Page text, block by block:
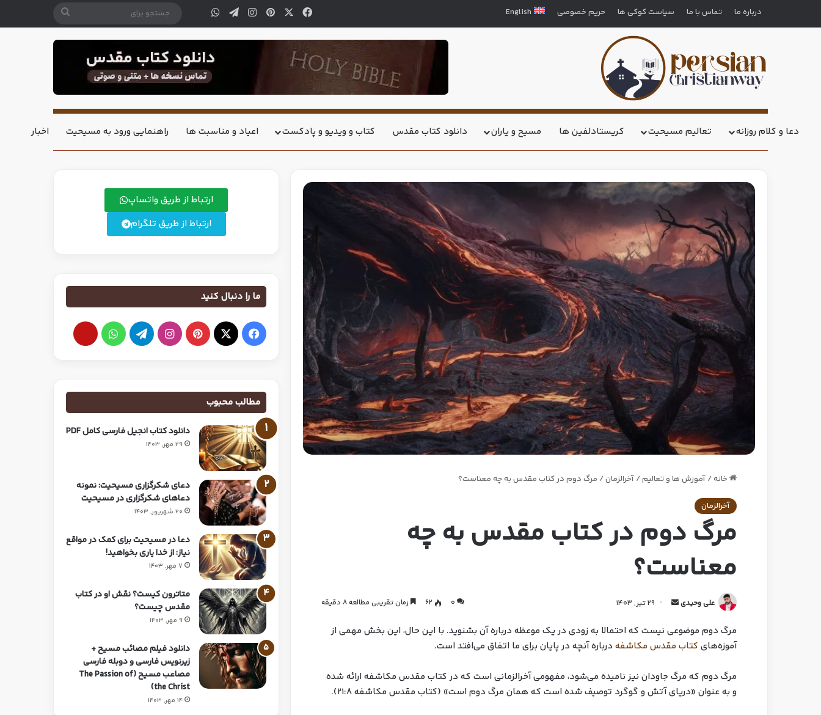
درباره ما تماس با ما سیاست کوکی ها حریم خصوصی English
دعا و کلام روزانه تعالیم مسیحیت کریستادلفین ها مسیح و یاران دانلود کتاب مقدس کتاب و ویدیو و پادکست اعیاد و مناسبت ها راهنمایی ورود به مسیحیت اخبار
خانه/ آموزش ها و تعالیم/ آخرالزمان/ مرگ دوم در کتاب مقدس به چه معناست؟
آخرالزمان
مرگ دوم در کتاب مقدس به چه
معناست؟
علی وحیدی 29 تیر, 1403 0
62 زمان تقریبی مطالعه 8 دقیقه
مرگ دوم موضوعی نیست که احتمالا به زودی در یک موعظه درباره آن بشنوید. با این حال، این بخش مهمی از
آموزه‌های کتاب مقدس مکاشفه درباره آنچه در پایان برای ما اتفاق می‌افتد است.
مرگ دوم که مرگ جاودان نیز نامیده می‌شود، مفهومی آخرالزمانی است که در کتاب مقدس مکاشفه ارائه شده
و به عنوان «دریای آتش و گوگرد توصیف شده است که همان مرگ دوم است» (کتاب مقدس مکاشفه ۲۱:۸).
ارتباط از طریق واتساپ
ارتباط از طریق تلگرام
ما را دنبال کنید
مطالب محبوب
دانلود کتاب انجیل فارسی کامل PDF
29 مهر, 1403
دعای شکرگزاری مسیحیت: نمونه
دعاهای شکرگزاری در مسیحیت
20 شهریور, 1403
دعا در مسیحیت برای کمک در مواقع
نیاز: از خدا یاری بخواهید!
7 مهر, 1403
متاترون کیست؟ نقش او در کتاب
مقدس چیست؟
9 مهر, 1403
دانلود فیلم مصائب مسیح +
زیرنویس فارسی و دوبله فارسی
مصاعب مسیح (The Passion of
the Christ)
14 مهر, 1403